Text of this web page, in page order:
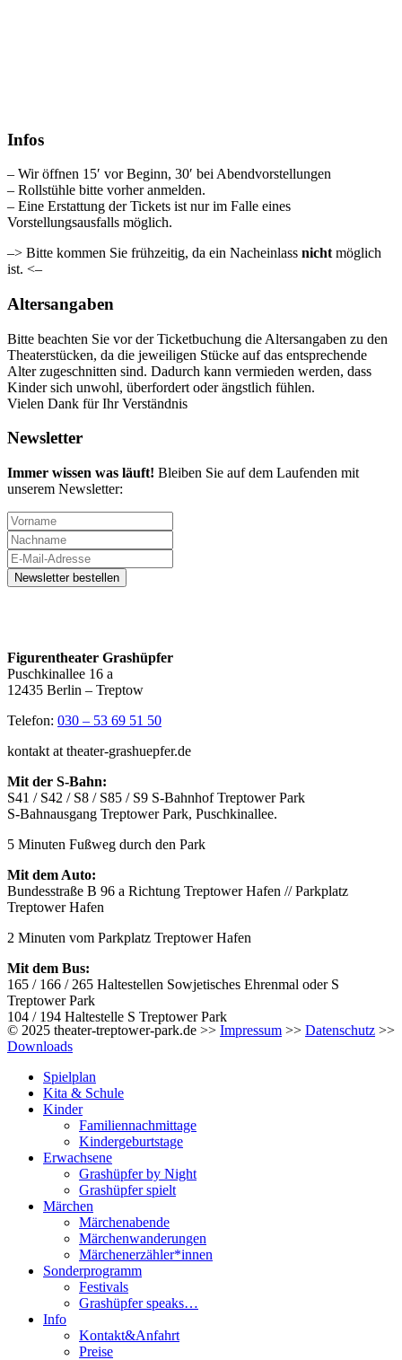
Infos
– Wir öffnen 15′ vor Beginn, 30′ bei Abendvorstellungen
– Rollstühle bitte vorher anmelden.
– Eine Erstattung der Tickets ist nur im Falle eines
Vorstellungsausfalls möglich.
–> Bitte kommen Sie frühzeitig, da ein Nacheinlass nicht möglich
ist. <–
Altersangaben
Bitte beachten Sie vor der Ticketbuchung die Altersangaben zu den
Theaterstücken, da die jeweiligen Stücke auf das entsprechende
Alter zugeschnitten sind. Dadurch kann vermieden werden, dass
Kinder sich unwohl, überfordert oder ängstlich fühlen.
Vielen Dank für Ihr Verständnis
Newsletter
Immer wissen was läuft! Bleiben Sie auf dem Laufenden mit
unserem Newsletter:
Figurentheater Grashüpfer
Puschkinallee 16 a
12435 Berlin – Treptow
Telefon: 030 – 53 69 51 50
kontakt at theater-grashuepfer.de
Mit der S-Bahn:
S41 / S42 / S8 / S85 / S9 S-Bahnhof Treptower Park
S-Bahnausgang Treptower Park, Puschkinallee.
5 Minuten Fußweg durch den Park
Mit dem Auto:
Bundesstraße B 96 a Richtung Treptower Hafen // Parkplatz
Treptower Hafen
2 Minuten vom Parkplatz Treptower Hafen
Mit dem Bus:
165 / 166 / 265 Haltestellen Sowjetisches Ehrenmal oder S
Treptower Park
104 / 194 Haltestelle S Treptower Park
© 2025 theater-treptower-park.de >> Impressum >> Datenschutz >>
Downloads
Spielplan
Kita & Schule
Kinder
Familiennachmittage
Kindergeburtstage
Erwachsene
Grashüpfer by Night
Grashüpfer spielt
Märchen
Märchenabende
Märchenwanderungen
Märchenerzähler*innen
Sonderprogramm
Festivals
Grashüpfer speaks…
Info
Kontakt&Anfahrt
Preise